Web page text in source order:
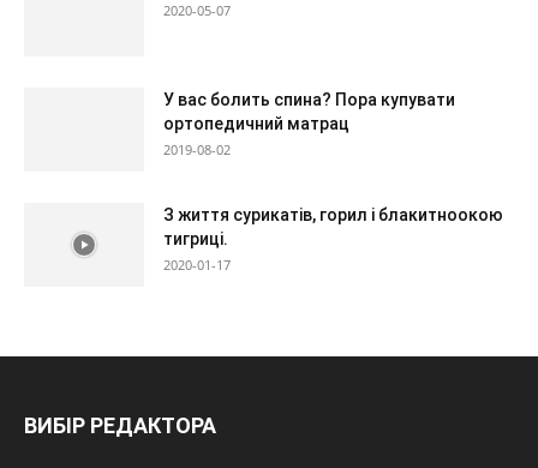
2020-05-07
У вас болить спина? Пора купувати
ортопедичний матрац
2019-08-02
З життя сурикатів, горил і блакитноокою
тигриці.
2020-01-17
ВИБІР РЕДАКТОРА